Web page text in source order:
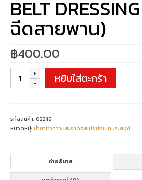
BELT
ฉีดสายพาน)
฿400.00
จำนวน
BELT
DRESSING
ฉีด
สายพาน)
หยิบใส่ตะกร้า
รหัสสินค้า:02216
หมวดหมู่:น้ำยาทำความสะอาด&สเปรย์อเนกประสงค์
คำอธิบาย